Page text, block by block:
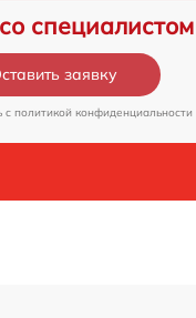
специалистом
заявку
c политикой конфиденциальности